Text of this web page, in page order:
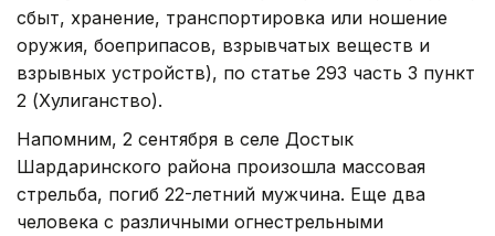
сбыт, хранение, транспортировка или ношение
оружия, боеприпасов, взрывчатых веществ и
взрывных устройств), по статье 293 часть 3 пункт
2 (Хулиганство).
Напомним, 2 сентября в селе Достык
Шардаринского района произошла массовая
стрельба, погиб 22-летний мужчина. Еще два
человека с различными огнестрельными